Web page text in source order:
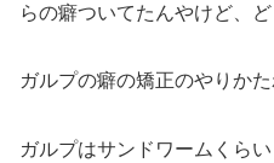
らの癖ついてたんやけど、ど
ガルプの癖の矯正のやりか
ガルプはサンドワームくら